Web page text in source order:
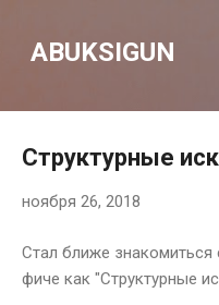
ABUKSIGUN
Структурные
ноября 26, 2018
Стал ближе знакомиться
фиче как "Структурные